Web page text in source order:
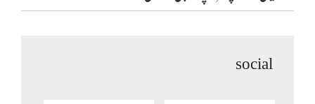
social